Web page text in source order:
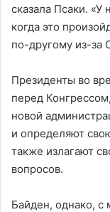
сказала Псаки. «У
когда это
по-другому из-за
Президенты во
перед
новой
и определяют
также излагают
вопросов.
Байден, однако, с